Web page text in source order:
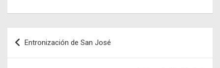
Navegación
de
Entronización de San José